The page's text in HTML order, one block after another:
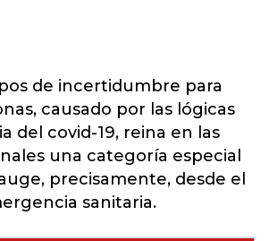
de incertidumbre para
causado por las lógicas
del covid-19, reina en las
una categoría especial
precisamente, desde el
sanitaria.